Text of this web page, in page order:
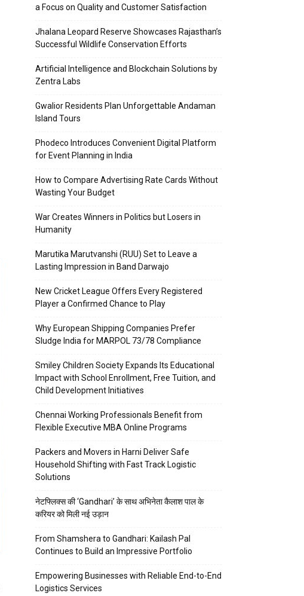
a Focus on Quality and Customer Satisfaction
Jhalana Leopard Reserve Showcases Rajasthan’s
Successful Wildlife Conservation Efforts
Artificial Intelligence and Blockchain Solutions by
Zentra Labs
Gwalior Residents Plan Unforgettable Andaman
Island Tours
Phodeco Introduces Convenient Digital Platform
for Event Planning in India
How to Compare Advertising Rate Cards Without
Wasting Your Budget
War Creates Winners in Politics but Losers in
Humanity
Marutika Marutvanshi (RUU) Set to Leave a
Lasting Impression in Band Darwajo
New Cricket League Offers Every Registered
Player a Confirmed Chance to Play
Why European Shipping Companies Prefer
Sludge India for MARPOL 73/78 Compliance
Smiley Children Society Expands Its Educational
Impact with School Enrollment, Free Tuition, and
Child Development Initiatives
Chennai Working Professionals Benefit from
Flexible Executive MBA Online Programs
Packers and Movers in Harni Deliver Safe
Household Shifting with Fast Track Logistic
Solutions
नेटफ्लिक्स की ‘Gandhari’ के साथ अभिनेता कैलाश पाल के
करियर को मिली नई उड़ान
From Shamshera to Gandhari: Kailash Pal
Continues to Build an Impressive Portfolio
Empowering Businesses with Reliable End-to-End
Logistics Services